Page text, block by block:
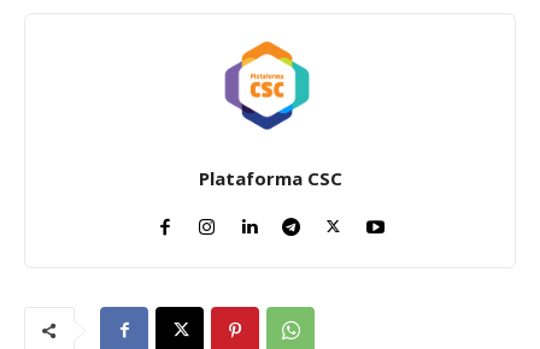
Plataforma CSC